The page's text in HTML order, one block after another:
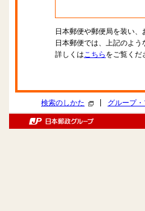
日本郵便や郵便局を装い
日本郵便では、上記のよ
詳しくはこちら をご覧くだ
検索のしかた グループ